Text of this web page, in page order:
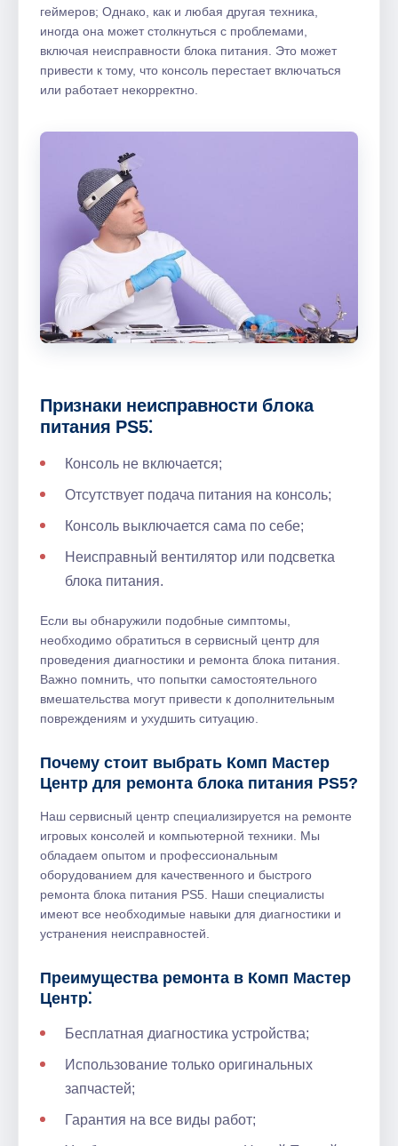
геймеров; Однако, как и любая другая техника,
иногда она может столкнуться с проблемами,
включая неисправности блока питания. Это может
привести к тому, что консоль перестает включаться
или работает некорректно.
Признаки неисправности блока
питания PS5⁚
Консоль не включается;
Отсутствует подача питания на консоль;
Консоль выключается сама по себе;
Неисправный вентилятор или подсветка
блока питания.
Если вы обнаружили подобные симптомы,
необходимо обратиться в сервисный центр для
проведения диагностики и ремонта блока питания.
Важно помнить, что попытки самостоятельного
вмешательства могут привести к дополнительным
повреждениям и ухудшить ситуацию.
Почему стоит выбрать Комп Мастер
Центр для ремонта блока питания PS5?
Наш сервисный центр специализируется на ремонте
игровых консолей и компьютерной техники. Мы
обладаем опытом и профессиональным
оборудованием для качественного и быстрого
ремонта блока питания PS5. Наши специалисты
имеют все необходимые навыки для диагностики и
устранения неисправностей.
Преимущества ремонта в Комп Мастер
Центр⁚
Бесплатная диагностика устройства;
Использование только оригинальных
запчастей;
Гарантия на все виды работ;